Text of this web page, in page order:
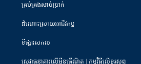
គ្រប់គ្រងសាច់ប្រាក់
ដំណោះស្រាយអាជីវកម្ម
ទីផ្សារសកល
សេវាធនាគារលើអុីនធើណិត | កម្មវិធីលើទូរសព្ទ